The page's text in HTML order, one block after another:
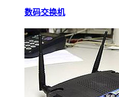
数码交换机